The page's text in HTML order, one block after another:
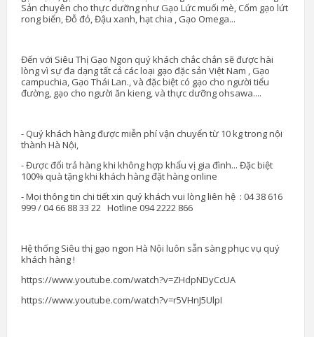
Sản chuyên cho thực dưỡng như Gạo Lức muối mè, Cốm gạo lứt
rong biển, Đỗ đỏ, Đậu xanh, hạt chia , Gạo Omega...
Đến với Siêu Thị Gạo Ngon quý khách chắc chắn sẽ được hài
lòng vì sự đa dạng tất cả các loại gạo đặc sản Việt Nam , Gạo
campuchia, Gạo Thái Lan., và đặc biệt có gạo cho người tiểu
đường, gạo cho người ăn kieng, và thực dưỡng ohsawa....
- Quý khách hàng được miễn phí vận chuyển từ 10 kg trong nội
thành Hà Nội,
- Được đổi trả hàng khi không hợp khẩu vị gia đình... Đặc biệt
100% quà tặng khi khách hàng đặt hàng online
- Mọi thông tin chi tiết xin quý khách vui lòng liên hệ : 04 38 616
999 / 04 66 88 33 22 Hotline 094 2222 866
Hệ thống Siêu thị gạo ngon Hà Nội luôn sẵn sàng phục vụ quý
khách hàng !
https://www.youtube.com/watch?v=ZHdpNDyCcUA
https://www.youtube.com/watch?v=r5VHnJ5UlpI